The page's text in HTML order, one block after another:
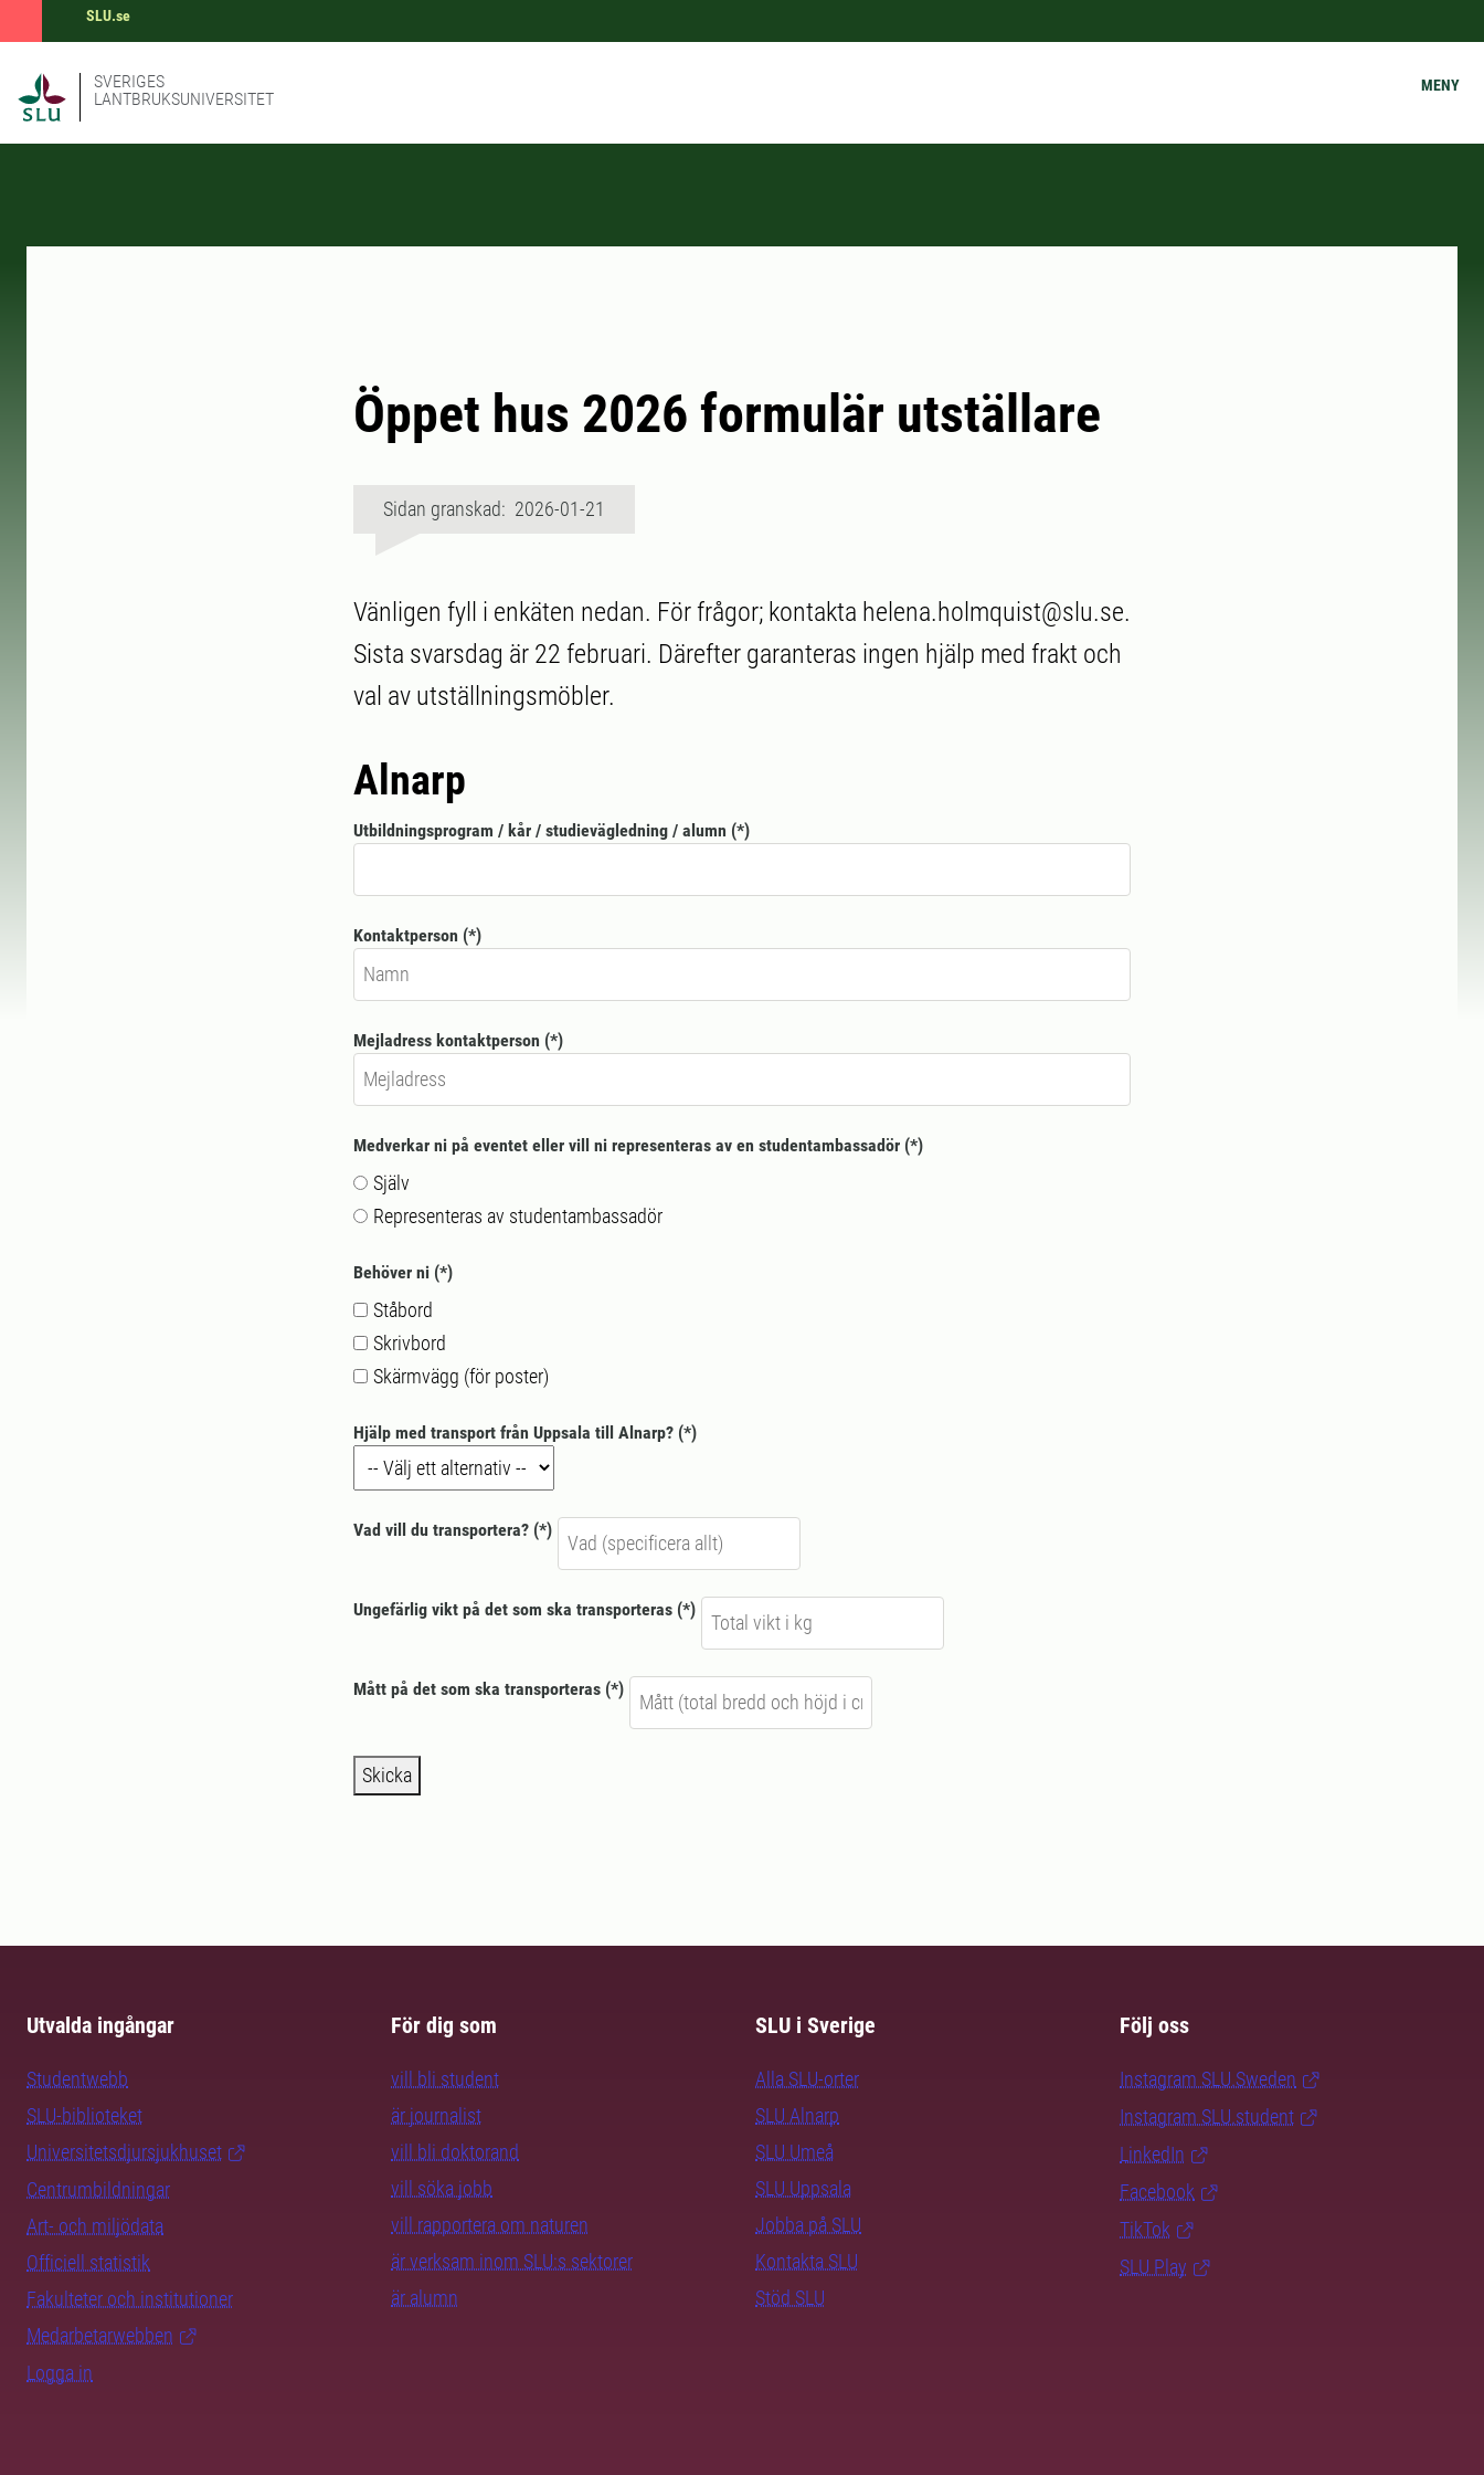
SLU.se
SVERIGES
LANTBRUKSUNIVERSITET
MENY
Öppet hus 2026 formulär utställare
Sidan granskad: 2026-01-21
Vänligen fyll i enkäten nedan. För frågor; kontakta helena.holmquist@slu.se.
Sista svarsdag är 22 februari. Därefter garanteras ingen hjälp med frakt och
val av utställningsmöbler.
Alnarp
Utbildningsprogram / kår / studievägledning / alumn
Kontaktperson
Mejladress kontaktperson
Medverkar ni på eventet eller vill ni representeras av en studentambassadör
Själv
Representeras av studentambassadör
Behöver ni
Ståbord
Skrivbord
Skärmvägg (för poster)
Hjälp med transport från Uppsala till Alnarp?
Vad vill du transportera?
Ungefärlig vikt på det som ska transporteras
Mått på det som ska transporteras
Skicka
Utvalda ingångar
Studentwebb
SLU-biblioteket
Universitetsdjursjukhuset
Centrumbildningar
Art- och miljödata
Officiell statistik
Fakulteter och institutioner
Medarbetarwebben
Logga in
För dig som
vill bli student
är journalist
vill bli doktorand
vill söka jobb
vill rapportera om naturen
är verksam inom SLU:s sektorer
är alumn
SLU i Sverige
Alla SLU-orter
SLU Alnarp
SLU Umeå
SLU Uppsala
Jobba på SLU
Kontakta SLU
Stöd SLU
Följ oss
Instagram SLU.Sweden
Instagram SLU.student
LinkedIn
Facebook
TikTok
SLU Play